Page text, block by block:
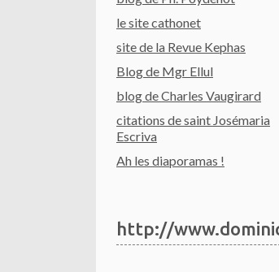
le site cathonet
site de la Revue Kephas
Blog de Mgr Ellul
blog de Charles Vaugirard
citations de saint Josémaria
Escriva
Ah les diaporamas !
http://